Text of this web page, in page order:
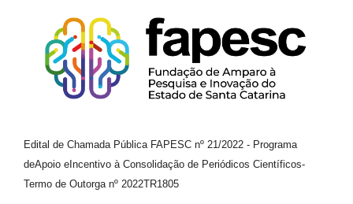
Edital de Chamada Pública FAPESC nº 21/2022 - Programa
deApoio e Incentivo à Consolidação de Periódicos Científicos-
Termo de Outorga nº 2022TR1805